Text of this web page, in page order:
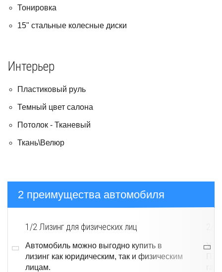
Тонировка
15" стальные колесные диски
Интерьер
Пластиковый руль
Темный цвет салона
Потолок - Тканевый
Ткань\Велюр
2 преимущества автомобиля
1/2 Лизинг для физических лиц
Автомобиль можно выгодно купить в
лизинг как юридическим, так и физическим
лицам.
У